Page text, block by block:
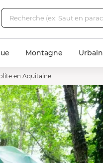
Montagne Urbain
en Aquitaine